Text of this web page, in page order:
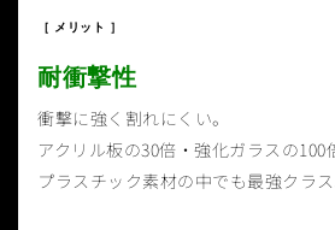
［ メリット ］
耐衝撃性
衝撃に強く割れにくい。
アクリル板の30倍・強化ガラスの100
プラスチック素材の中でも最強クラス